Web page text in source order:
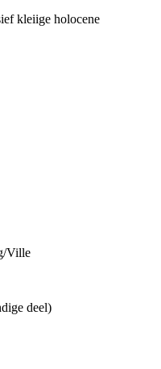
kleiige holocene
Ville
deel)